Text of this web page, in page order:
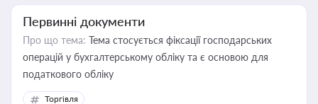
Первинні документи
Про що тема: Тема стосується фіксації господарських
операцій у бухгалтерському обліку та є основою для
податкового обліку
Торгівля